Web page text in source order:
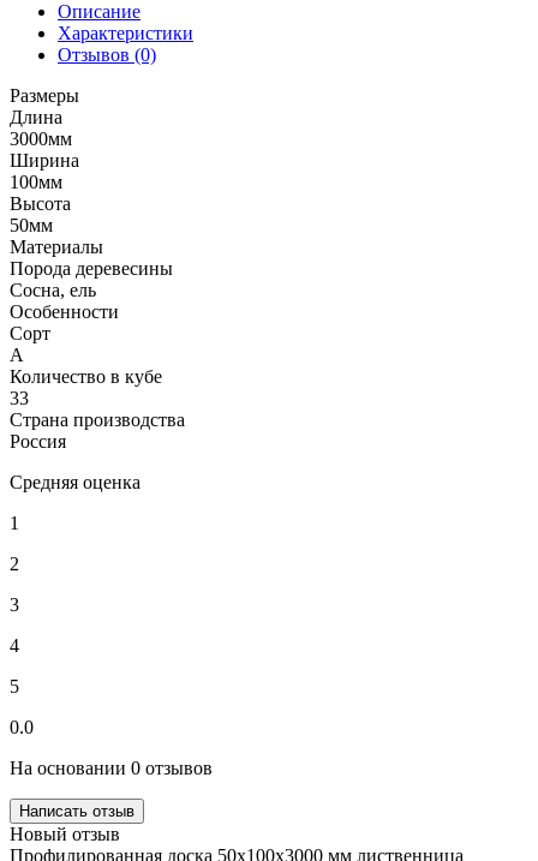
Описание
Характеристики
Отзывов (0)
Размеры
Длина
3000мм
Ширина
100мм
Высота
50мм
Материалы
Порода деревесины
Сосна, ель
Особенности
Сорт
А
Количество в кубе
33
Страна производства
Россия
Средняя оценка
1
2
3
4
5
0.0
На основании 0 отзывов
Написать отзыв
Новый отзыв
Профилированная доска 50х100х3000 мм лиственница